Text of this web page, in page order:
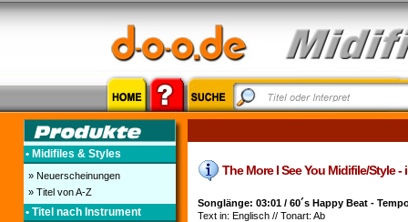
• Midifiles & Styles
» Neuerscheinungen
» Titel von A-Z
• Titel nach Instrument
The More I See You Midifile/Style
Songlänge: 03:01 / 60´s Happy Beat -
Text in: Englisch // Tonart: Ab